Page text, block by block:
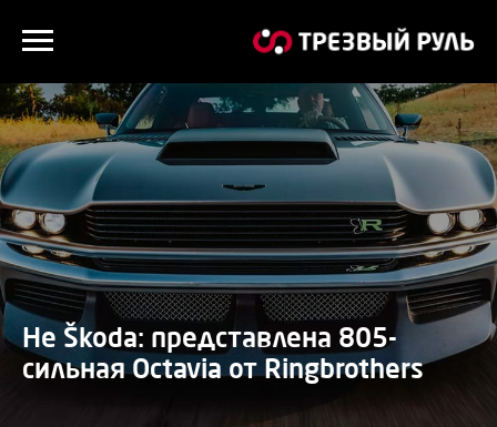
Не Škoda: представлена 805-
сильная Octavia от Ringbrothers